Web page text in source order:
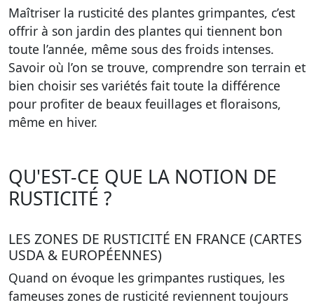
Maîtriser la rusticité des plantes grimpantes, c’est
offrir à son jardin des plantes qui tiennent bon
toute l’année, même sous des froids intenses.
Savoir où l’on se trouve, comprendre son terrain et
bien choisir ses variétés fait toute la différence
pour profiter de beaux feuillages et floraisons,
même en hiver.
QU'EST-CE QUE LA NOTION DE
RUSTICITÉ ?
LES ZONES DE RUSTICITÉ EN FRANCE (CARTES
USDA & EUROPÉENNES)
Quand on évoque les grimpantes rustiques, les
fameuses zones de rusticité reviennent toujours